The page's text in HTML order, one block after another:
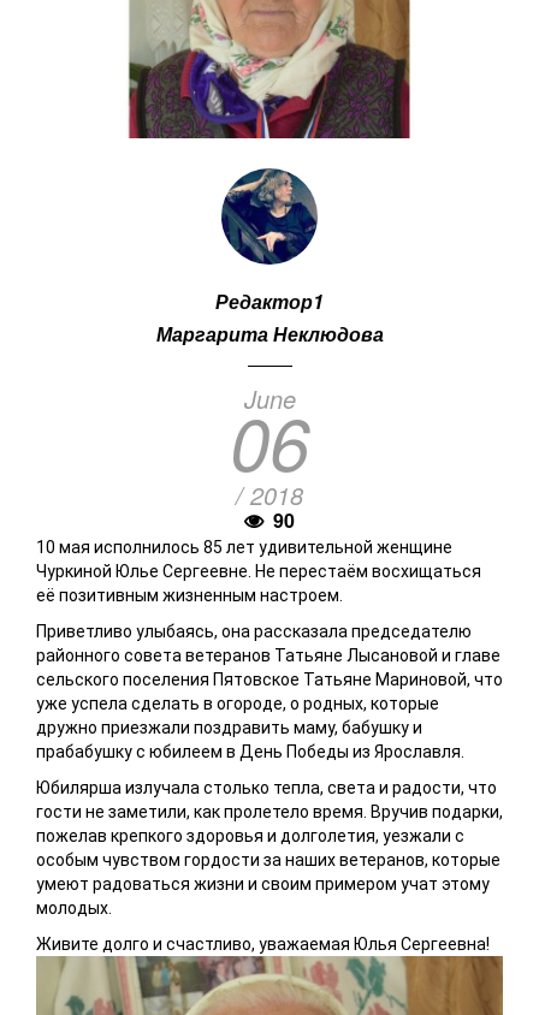
Редактор1
Маргарита Неклюдова
June
06
/ 2018
90
10 мая исполнилось 85 лет удивительной женщине
Чуркиной Юлье Сергеевне. Не перестаём восхищаться
её позитивным жизненным настроем.
Приветливо улыбаясь, она рассказала председателю
районного совета ветеранов Татьяне Лысановой и главе
сельского поселения Пятовское Татьяне Мариновой, что
уже успела сделать в огороде, о родных, которые
дружно приезжали поздравить маму, бабушку и
прабабушку с юбилеем в День Победы из Ярославля.
Юбилярша излучала столько тепла, света и радости, что
гости не заметили, как пролетело время. Вручив подарки,
пожелав крепкого здоровья и долголетия, уезжали с
особым чувством гордости за наших ветеранов, которые
умеют радоваться жизни и своим примером учат этому
молодых.
Живите долго и счастливо, уважаемая Юлья Сергеевна!